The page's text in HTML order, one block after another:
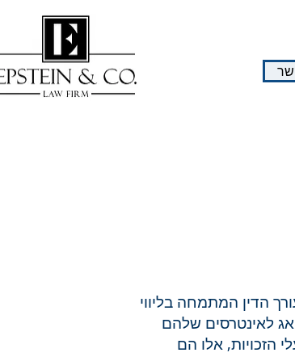
הדין המתמחה בליווי
לאינטרסים שלהם
הזכויות, אלו הם